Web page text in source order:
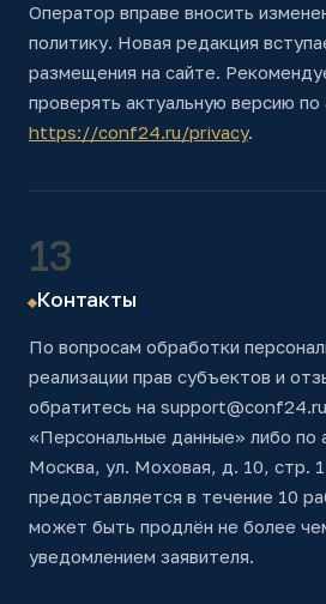
Оператор вправе вносить
политику. Новая редакция
размещения на сайте.
проверять актуальную версию по
https://conf24.ru/privacy.
13
Контакты
По вопросам обработки
реализации прав субъектов и
обратитесь на
«Персональные данные» либо по
Москва, ул. Моховая, д. 10, стр.
предоставляется в течение 10
может быть продлён не более
уведомлением заявителя.